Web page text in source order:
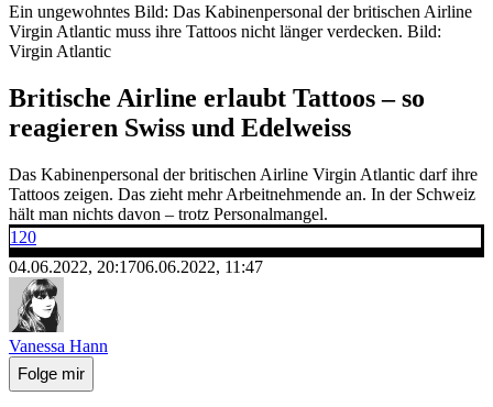
Ein ungewohntes Bild: Das Kabinenpersonal der britischen Airline
Virgin Atlantic muss ihre Tattoos nicht länger verdecken. Bild:
Virgin Atlantic
Britische Airline erlaubt Tattoos – so
reagieren Swiss und Edelweiss
Das Kabinenpersonal der britischen Airline Virgin Atlantic darf ihre
Tattoos zeigen. Das zieht mehr Arbeitnehmende an. In der Schweiz
hält man nichts davon – trotz Personalmangel.
120
04.06.2022, 20:1706.06.2022, 11:47
Vanessa Hann
Folge mir